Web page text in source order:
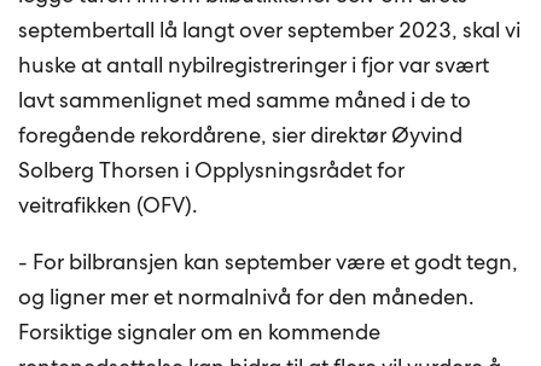
septembertall lå langt over september 2023, skal vi
huske at antall nybilregistreringer i fjor var svært
lavt sammenlignet med samme måned i de to
foregående rekordårene, sier direktør Øyvind
Solberg Thorsen i Opplysningsrådet for
veitrafikken (OFV).
- For bilbransjen kan september være et godt tegn,
og ligner mer et normalnivå for den måneden.
Forsiktige signaler om en kommende